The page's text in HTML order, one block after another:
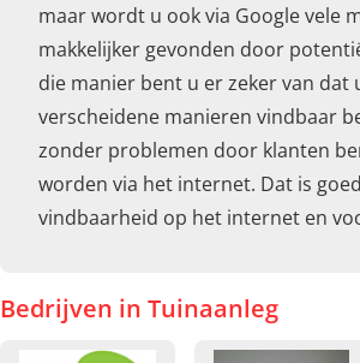
maar wordt u ook via Google vele
makkelijker gevonden door
die manier bent u er zeker van dat
verscheidene manieren vindbaar
zonder problemen door klanten
worden via het internet. Dat is
vindbaarheid op het internet en
Bedrijven in Tuinaanleg